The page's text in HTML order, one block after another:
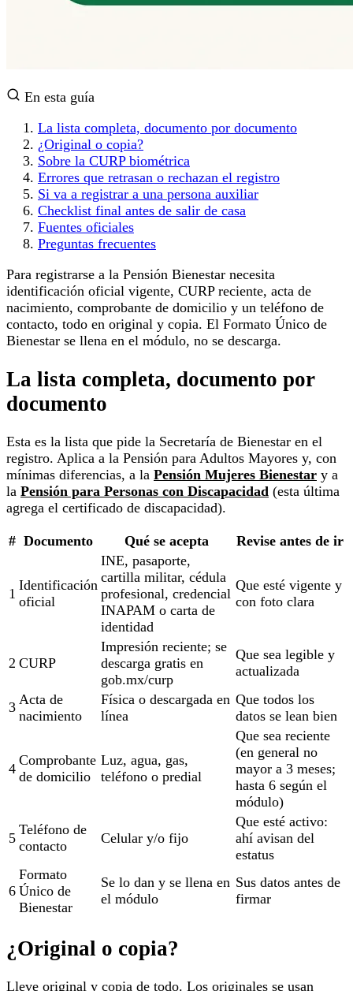
En esta guía
La lista completa, documento por documento
¿Original o copia?
Sobre la CURP biométrica
Errores que retrasan o rechazan el registro
Si va a registrar a una persona auxiliar
Checklist final antes de salir de casa
Fuentes oficiales
Preguntas frecuentes
Para registrarse a la Pensión Bienestar necesita
identificación oficial vigente, CURP reciente, acta de
nacimiento, comprobante de domicilio y un teléfono de
contacto, todo en original y copia. El Formato Único de
Bienestar se llena en el módulo, no se descarga.
La lista completa, documento por
documento
Esta es la lista que pide la Secretaría de Bienestar en el
registro. Aplica a la Pensión para Adultos Mayores y, con
mínimas diferencias, a la Pensión Mujeres Bienestar y a
la Pensión para Personas con Discapacidad (esta última
agrega el certificado de discapacidad).
# Documento Qué se acepta Revise antes de ir
1
Identificación
oficial
INE, pasaporte,
cartilla militar, cédula
profesional, credencial
INAPAM o carta de
identidad
Que esté vigente y
con foto clara
2 CURP
Impresión reciente; se
descarga gratis en
gob.mx/curp
Que sea legible y
actualizada
3 Acta de
nacimiento
Física o descargada en
línea
Que todos los
datos se lean bien
4
Comprobante
de domicilio
Luz, agua, gas,
teléfono o predial
Que sea reciente
(en general no
mayor a 3 meses;
hasta 6 según el
módulo)
5
Teléfono de
contacto
Celular y/o fijo
Que esté activo:
ahí avisan del
estatus
6
Formato
Único de
Bienestar
Se lo dan y se llena en
el módulo
Sus datos antes de
firmar
¿Original o copia?
Lleve original y copia de todo. Los originales se usan